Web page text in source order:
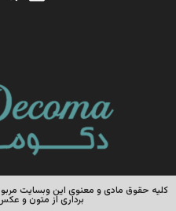
کلیه حقوق مادی و معنوی این وبسایت
برداری از متون و